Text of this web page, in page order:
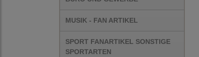
MUSIK - FAN ARTIKEL
SPORT FANARTIKEL SONSTIGE
SPORTARTEN